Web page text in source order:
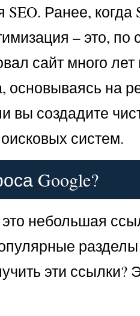
Ранее, когда
– это, по
сайт много
на
вы создадите
систем.
Google?
небольшая
эти ссылки?